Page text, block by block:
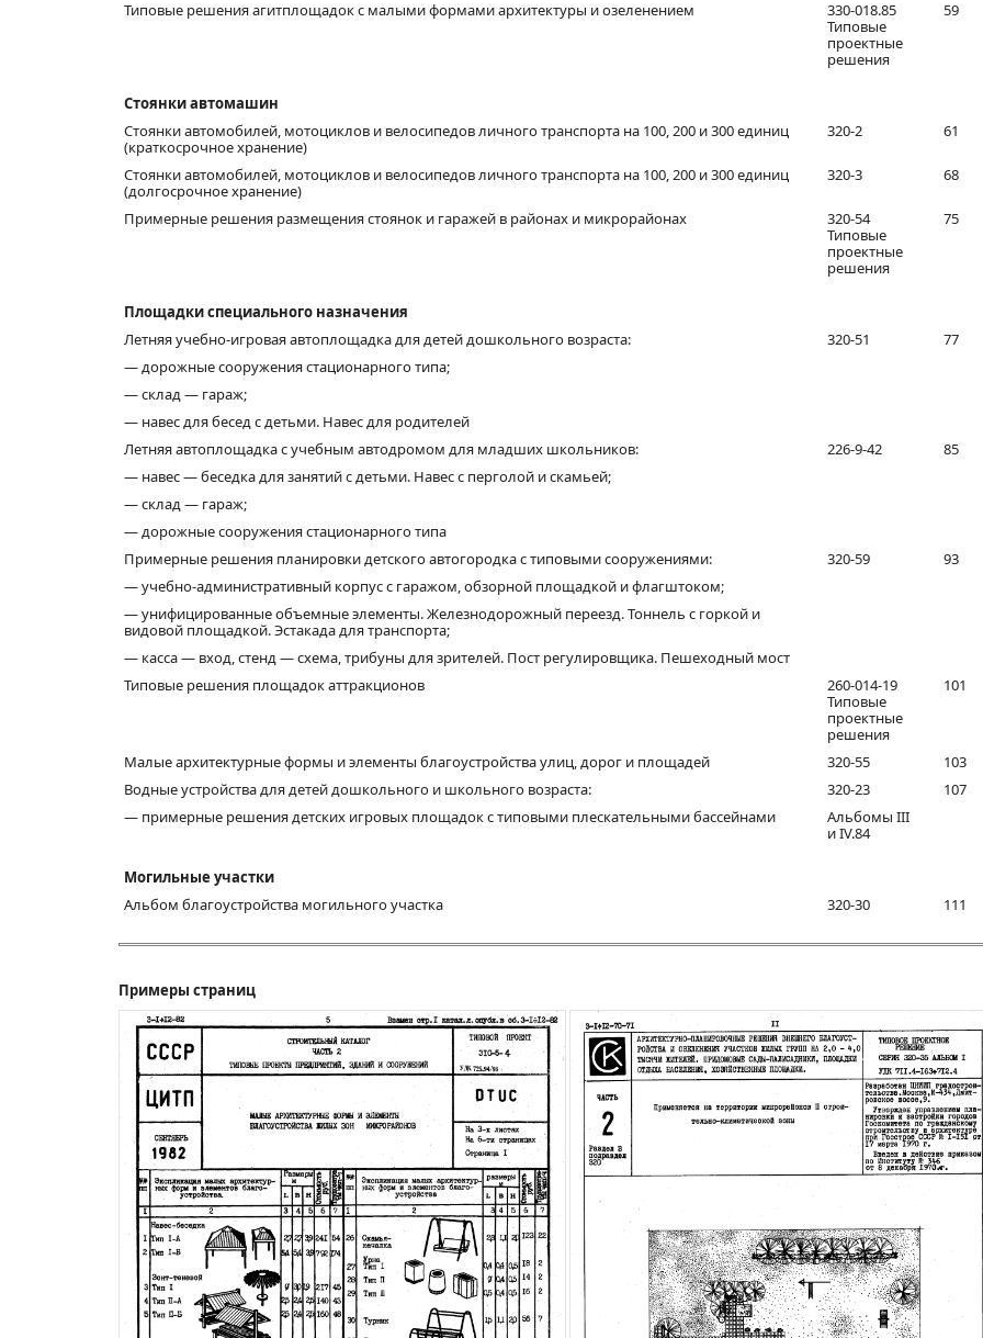
Типовые решения агитплощадок с малыми формами архитектуры и озеленением
330-018.85
Типовые
проектные
решения
59
Стоянки автомашин
Стоянки автомобилей, мотоциклов и велосипедов личного транспорта на 100, 200 и 300 единиц
(краткосрочное хранение)
320-2 61
Стоянки автомобилей, мотоциклов и велосипедов личного транспорта на 100, 200 и 300 единиц
(долгосрочное хранение)
320-3 68
Примерные решения размещения стоянок и гаражей в районах и микрорайонах
320-54
Типовые
проектные
решения
75
Площадки специального назначения
Летняя учебно-игровая автоплощадка для детей дошкольного возраста:
320-51
77
— дорожные сооружения стационарного типа;
— склад — гараж;
— навес для бесед с детьми. Навес для родителей
Летняя автоплощадка с учебным автодромом для младших школьников:
226-9-42
85
— навес — беседка для занятий с детьми. Навес с перголой и скамьей;
— склад — гараж;
— дорожные сооружения стационарного типа
Примерные решения планировки детского автогородка с типовыми сооружениями:
320-59
93
— учебно-административный корпус с гаражом, обзорной площадкой и флагштоком;
— унифицированные объемные элементы. Железнодорожный переезд. Тоннель с горкой и
видовой площадкой. Эстакада для транспорта;
— касса — вход, стенд — схема, трибуны для зрителей. Пост регулировщика. Пешеходный мост
Типовые решения площадок аттракционов
260-014-19
Типовые
проектные
решения
101
Малые архитектурные формы и элементы благоустройства улиц, дорог и площадей 320-55
103
Водные устройства для детей дошкольного и школьного возраста:
320-23
107
— примерные решения детских игровых площадок с типовыми плескательными бассейнами
Альбомы III
и IV.84
Могильные участки
Альбом благоустройства могильного участка
320-30 111
Примеры страниц